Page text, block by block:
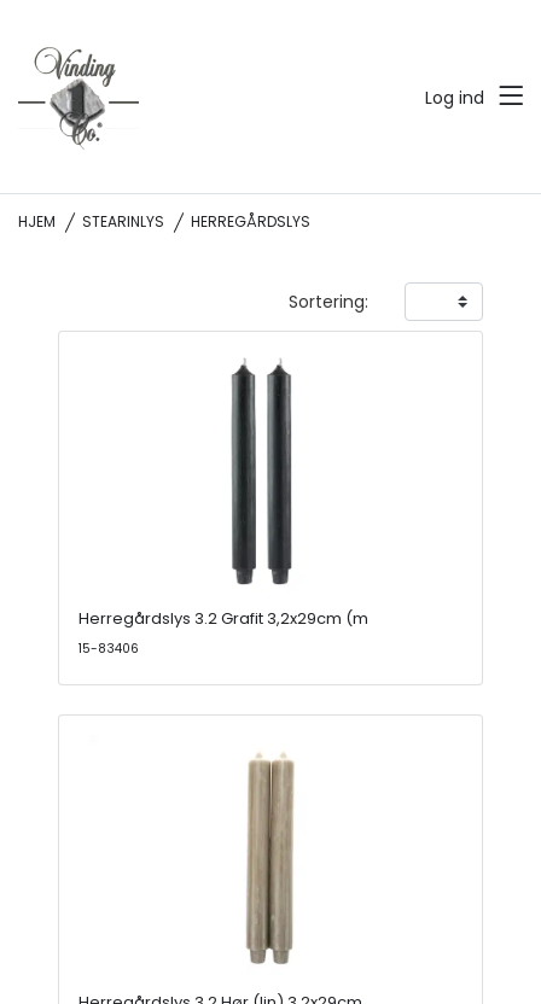
Log ind
HJEM STEARINLYS HERREGÅRDSLYS
Sortering:
Herregårdslys 3.2 Grafit 3,2x29cm (m
15-83406